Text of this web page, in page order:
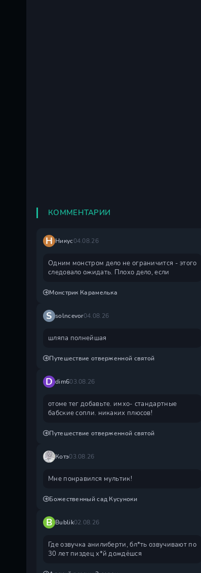
КОММЕНТАРИИ
Н Никус04.08.26
Одним монстром дело не ограничится - этого
следовало ожидать. Плохо дело, если
Монстрик Карамелька
S solncevor04.08.26
шляпа полнейшая
Путешествие отверженной святой
D dim603.08.26
отоме тег добавьте. имхо- стандартные
бабские сопли. никаких плюсов!
Путешествие отверженной святой
Котэ03.08.26
Мне понравился мультик!
Божественный сад Кусуноки
B Bublik02.08.26
Где озвучка анилиберти, бл*ть озвучивают по
30 лет пиздец х*й дождëшся